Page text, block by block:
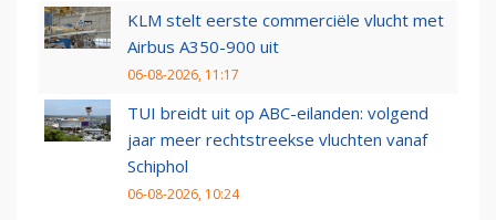
KLM stelt eerste commerciële vlucht met
Airbus A350-900 uit
06-08-2026, 11:17
TUI breidt uit op ABC-eilanden: volgend
jaar meer rechtstreekse vluchten vanaf
Schiphol
06-08-2026, 10:24